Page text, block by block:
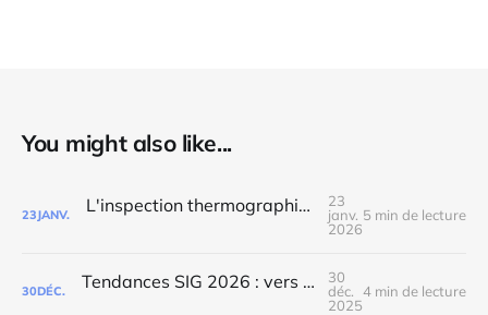
You might also like...
23JANV. L'inspection thermographique : comment comprendre, analyser et exploiter la donnée thermique
23
janv.
2026
5 min de lecture
30DÉC. Tendances SIG 2026 : vers un futur plus collaboratif et souverain
30
déc.
2025
4 min de lecture